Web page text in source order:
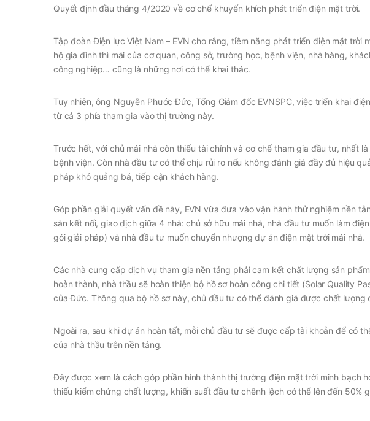
Quyết định đầu tháng 4/2020 về cơ chế khuyến khích phát triển điện mặt trời.
Tập đoàn Điện lực Việt Nam – EVN cho rằng, tiềm năng phát triển điện mặt trời
hộ gia đình thì mái của cơ quan, công sở, trường học, bệnh viện, nhà hàng,
công nghiệp… cũng là những nơi có thể khai thác.
Tuy nhiên, ông Nguyễn Phước Đức, Tổng Giám đốc EVNSPC, việc triển khai
từ cả 3 phía tham gia vào thị trường này.
Trước hết, với chủ mái nhà còn thiếu tài chính và cơ chế tham gia đầu tư, nhất
bệnh viện. Còn nhà đầu tư có thể chịu rủi ro nếu không đánh giá đầy đủ hiệu
pháp khó quảng bá, tiếp cận khách hàng.
Góp phần giải quyết vấn đề này, EVN vừa đưa vào vận hành thử nghiệm nền
sàn kết nối, giao dịch giữa 4 nhà: chủ sở hữu mái nhà, nhà đầu tư muốn làm
gói giải pháp) và nhà đầu tư muốn chuyển nhượng dự án điện mặt trời mái nhà.
Các nhà cung cấp dịch vụ tham gia nền tảng phải cam kết chất lượng sản
hoàn thành, nhà thầu sẽ hoàn thiện bộ hồ sơ hoàn công chi tiết (Solar Quality
của Đức. Thông qua bộ hồ sơ này, chủ đầu tư có thể đánh giá được chất lượng
Ngoài ra, sau khi dự án hoàn tất, mỗi chủ đầu tư sẽ được cấp tài khoản để có
của nhà thầu trên nền tảng.
Đây được xem là cách góp phần hình thành thị trường điện mặt trời minh bạch
thiếu kiểm chứng chất lượng, khiến suất đầu tư chênh lệch có thể lên đến 50%